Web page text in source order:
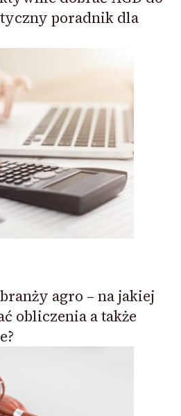
poradnik dla
agro – na jakiej
obliczenia a także